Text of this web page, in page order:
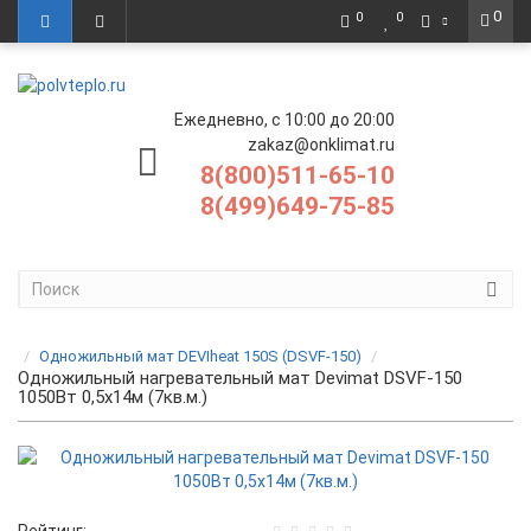
0
0 0
Ежедневно, с 10:00 до 20:00
zakaz@onklimat.ru
8(800)511-65-10
8(499)649-75-85
Одножильный мат DEVIheat 150S (DSVF-150)
Одножильный нагревательный мат Devimat DSVF-150
1050Вт 0,5x14м (7кв.м.)